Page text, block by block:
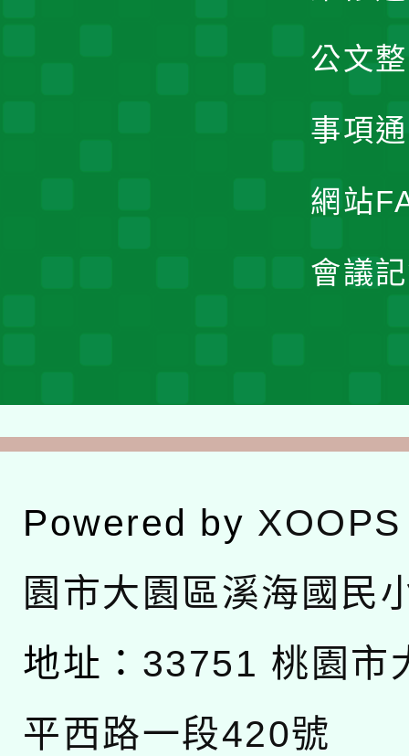
公文
事項
網站
會議
Powered by XOOPS
園市大園區溪海國民
地址： 33751 桃園市
平西路一段420號